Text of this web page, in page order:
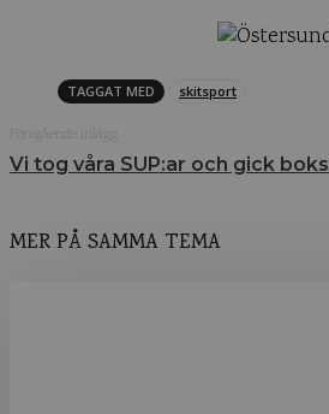
TAGGAT MED skitsport
Vi tog våra SUP:ar och gick
MER PÅ SAMMA TEMA